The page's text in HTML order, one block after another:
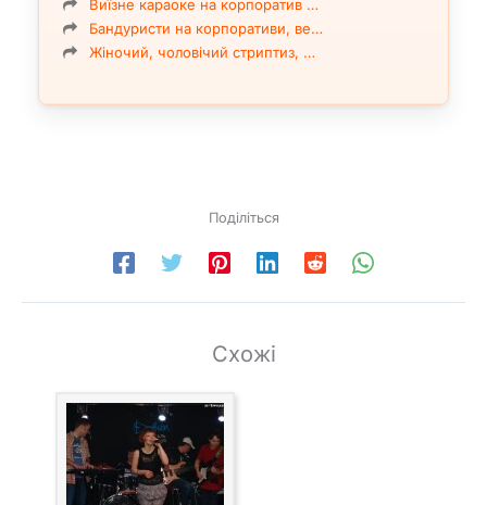
Чайф-помаранчевий настрій
Чиж – Ось куля просвистіла
Чиж&Co – Вічна молодість
Виїзне караоке на корпоратив …
Бандуристи на корпоративи, ве…
Жіночий, чоловічий стриптиз, …
Поділіться
Схожі